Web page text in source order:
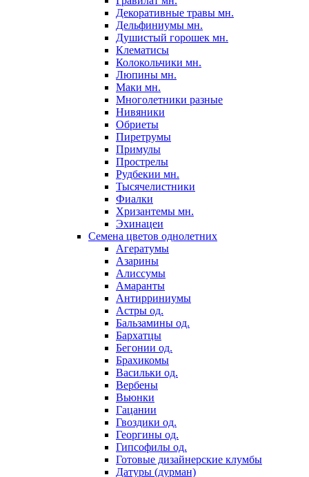
Декоративные травы мн.
Дельфиниумы мн.
Душистый горошек мн.
Клематисы
Колокольчики мн.
Люпины мн.
Маки мн.
Многолетники разные
Нивяники
Обриеты
Пиретрумы
Примулы
Прострелы
Рудбекии мн.
Тысячелистники
Фиалки
Хризантемы мн.
Эхинацеи
Семена цветов однолетних
Агератумы
Азарины
Алиссумы
Амаранты
Антирриниумы
Астры од.
Бальзамины од.
Бархатцы
Бегонии од.
Брахикомы
Васильки од.
Вербены
Вьюнки
Гацании
Гвоздики од.
Георгины од.
Гипсофилы од.
Готовые дизайнерские клумбы
Датуры (дурман)